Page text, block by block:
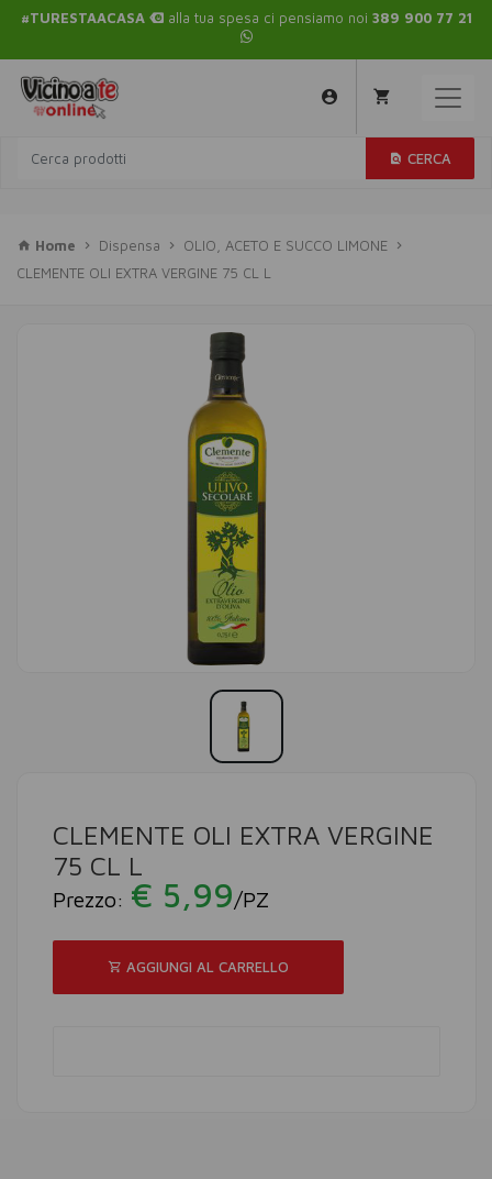
#TURESTAACASA alla tua spesa ci pensiamo noi 389 900 77 21
CERCA
Home Dispensa
OLIO, ACETO E SUCCO LIMONE
CLEMENTE OLI EXTRA VERGINE 75 CL L
CLEMENTE OLI EXTRA VERGINE
75 CL L
Prezzo: € 5,99/PZ
AGGIUNGI AL CARRELLO